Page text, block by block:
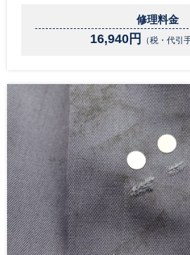
修理料金
16,940円 （税・代引